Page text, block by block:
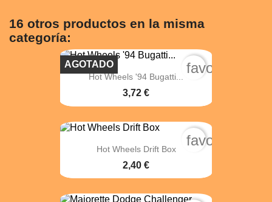
16 otros productos en la misma
categoría:
Hot Wheels '94 Bugatti...
3,72 €
AGOTADO
Hot Wheels Drift Box
2,40 €